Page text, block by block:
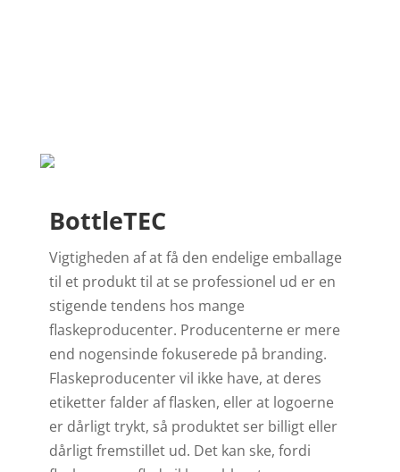
BottleTEC
Vigtigheden af at få den endelige emballage
til et produkt til at se professionel ud er en
stigende tendens hos mange
flaskeproducenter. Producenterne er mere
end nogensinde fokuserede på branding.
Flaskeproducenter vil ikke have, at deres
etiketter falder af flasken, eller at logoerne
er dårligt trykt, så produktet ser billigt eller
dårligt fremstillet ud. Det kan ske, fordi